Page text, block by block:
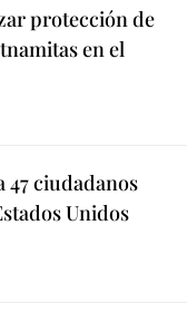
protección de
en el
47 ciudadanos
Unidos